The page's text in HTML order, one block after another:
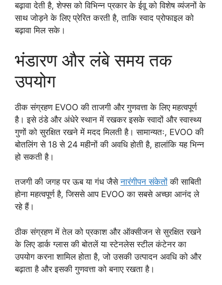
बढ़ावा देती है, शेफ्स को विभिन्न प्रकार के ईवू को विशेष व्यंजनों के
साथ जोड़ने के लिए प्रेरित करती है, ताकि स्वाद प्रोफाइल को
बढ़ावा मिल सके।
भंडारण और लंबे समय तक
उपयोग
ठीक संग्रहण EVOO की ताजगी और गुणवत्ता के लिए महत्वपूर्ण
है। इसे ठंडे और अंधेरे स्थान में रखकर इसके स्वादों और स्वास्थ्य
गुणों को सुरक्षित रखने में मदद मिलती है। सामान्यतः, EVOO की
बोतलिंग से 18 से 24 महीनों की अवधि होती है, हालांकि यह भिन्न
हो सकती है।
तजगी की जगह पर ऊब या गंध जैसेनारंगीपन संकेतों की साबिती
होना महत्वपूर्ण है, जिससे आप EVOO का सबसे अच्छा आनंद ले
रहे हैं।
ठीक संग्रहण में तेल को प्रकाश और ऑक्सीजन से सुरक्षित रखने
के लिए डार्क ग्लास की बोतलें या स्टेनलेस स्टील कंटेनर का
उपयोग करना शामिल होता है, जो उसकी उत्पादन अवधि को और
बढ़ाता है और इसकी गुणवत्ता को बनाए रखता है।